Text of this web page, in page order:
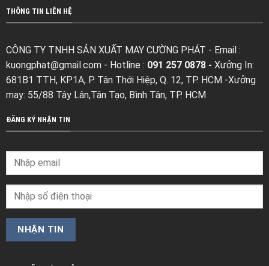
THÔNG TIN LIÊN HỆ
CÔNG TY TNHH SẢN XUẤT MAY CƯỜNG PHÁT - Email :
kuongphat@gmail.com- Hotline : 091 257 0878 - Xưởng In:
681B1 TTH, KP1A, P. Tân Thới Hiệp, Q. 12, TP. HCM -Xưởng
may: 55/88 Tây Lân,Tân Tạo, Bình Tân, TP. HCM
ĐĂNG KÝ NHẬN TIN